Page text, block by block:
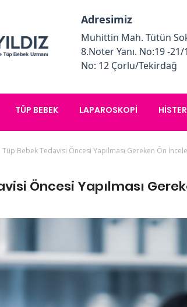
Adresimiz
Muhittin Mah. Tütün
8.Noter Yanı. No:19 -
No: 12 Çorlu/Tekirdağ
TÜP BEBEK LAPAROSKOPI
Tüp Bebek Tedavisi Öncesi Yapılması Gereken Ön
Öncesi Yapılması